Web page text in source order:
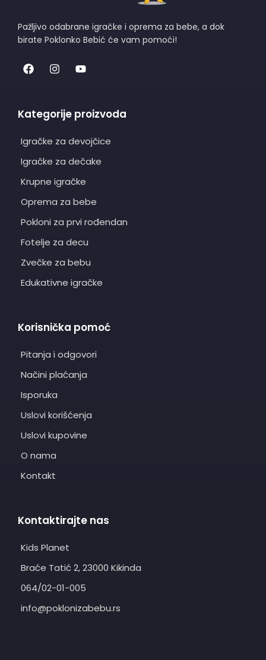
Pažljivo odabrane igračke i oprema za bebe, a dok
birate Poklonko Bebić će vam pomoći!
Kategorije proizvoda
Igračke za devojčice
Igračke za dečake
Krupne igračke
Oprema za bebe
Pokloni za prvi rođendan
Fotelje za decu
Zvečke za bebu
Edukativne igračke
Korisnička pomoć
Pitanja i odgovori
Načini plaćanja
Isporuka
Uslovi korišćenja
Uslovi kupovine
O nama
Kontakt
Kontaktirajte nas
Kids Planet
Braće Tatić 2, 23000 Kikinda
064/02-01-005
info@poklonizabebu.rs